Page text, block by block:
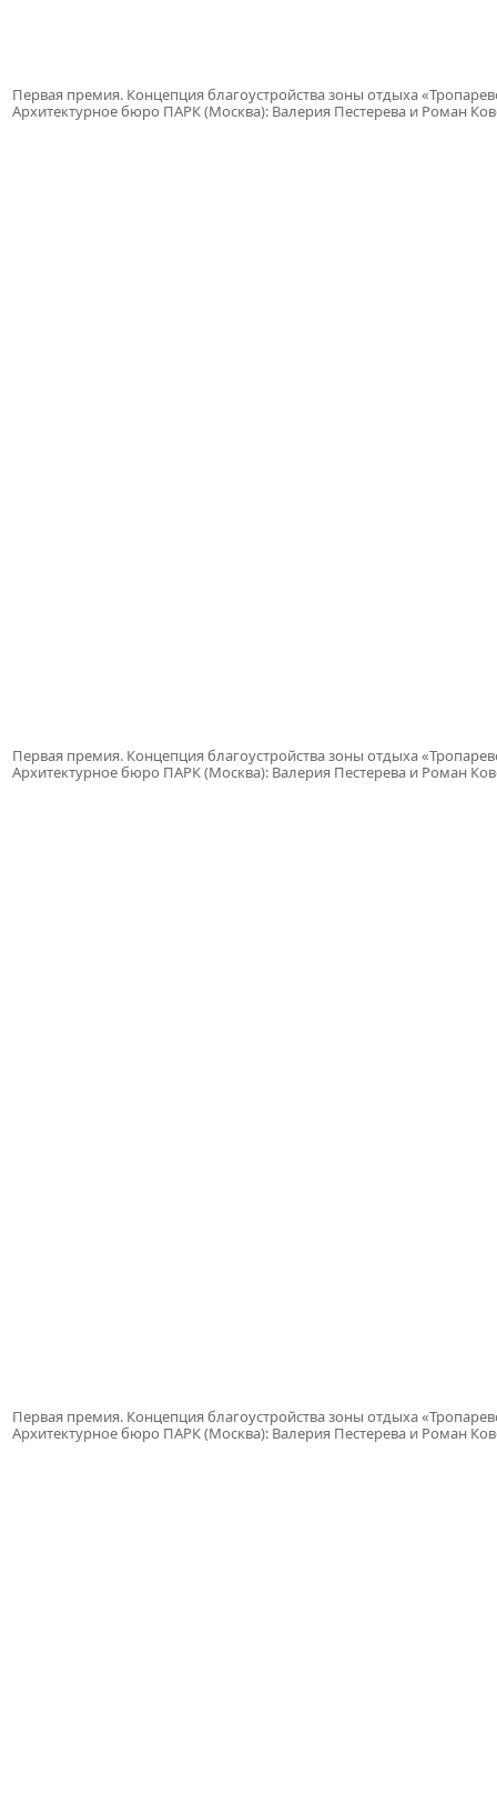
Первая премия. Концепция благоустройства зоны отдыха
Архитектурное бюро ПАРК (Москва): Валерия Пестерева и Роман
Первая премия. Концепция благоустройства зоны отдыха
Архитектурное бюро ПАРК (Москва): Валерия Пестерева и Роман
Первая премия. Концепция благоустройства зоны отдыха
Архитектурное бюро ПАРК (Москва): Валерия Пестерева и Роман